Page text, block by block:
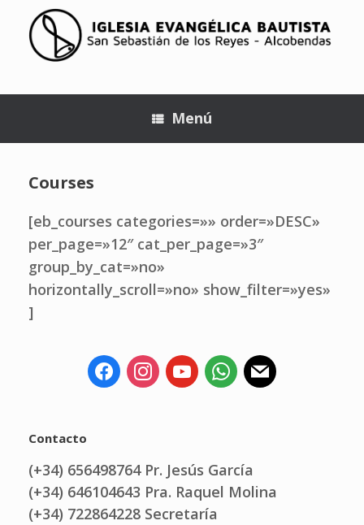
Menú
Courses
[eb_courses categories=»» order=»DESC»
per_page=»12″ cat_per_page=»3″
group_by_cat=»no»
horizontally_scroll=»no» show_filter=»yes»
]
Contacto
(+34) 656498764 Pr. Jesús García
(+34) 646104643 Pra. Raquel Molina
(+34) 722864228 Secretaría